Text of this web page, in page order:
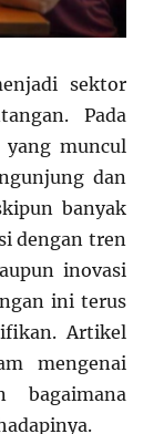
sektor
Pada
yang muncul
dan
banyak
dengan tren
inovasi
ini terus
Artikel
mengenai
bagaimana